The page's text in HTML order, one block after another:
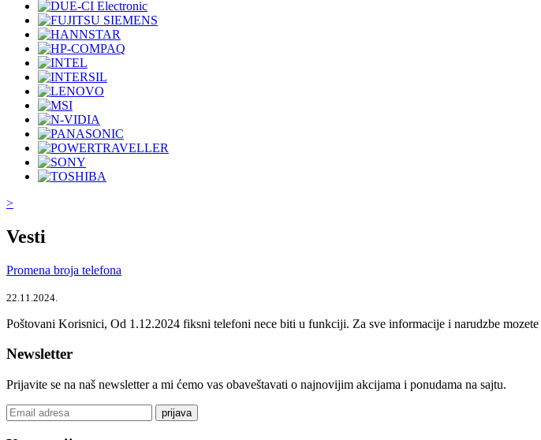
>
Vesti
Promena broja telefona
22.11.2024.
Poštovani Korisnici, Od 1.12.2024 fiksni telefoni nece biti u funkciji. Za sve informacije i narudzbe
Newsletter
Prijavite se na naš newsletter a mi ćemo vas obaveštavati o najnovijim akcijama i ponudama na sajtu.
prijava